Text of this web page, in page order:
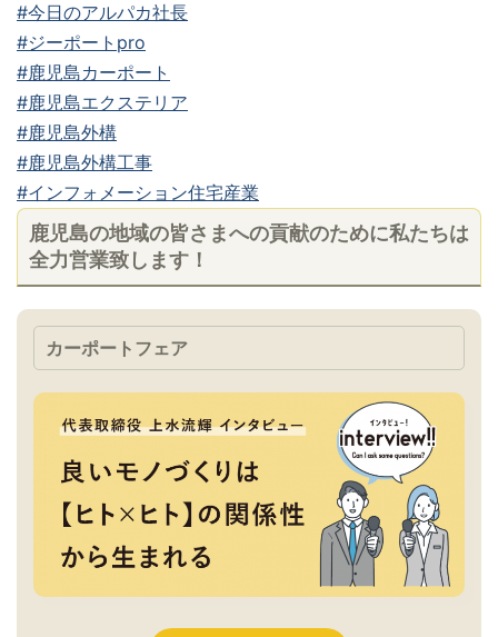
#今日のアルパカ社長
#ジーポートpro
#鹿児島カーポート
#鹿児島エクステリア
#鹿児島外構
#鹿児島外構工事
#インフォメーション住宅産業
鹿児島の地域の皆さまへの貢献のために私たちは
全力営業致します！
カーポートフェア